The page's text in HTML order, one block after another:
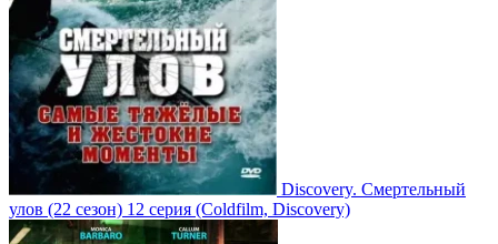
Discovery. Смертельный
улов (22 сезон) 12 серия (Coldfilm, Discovery)